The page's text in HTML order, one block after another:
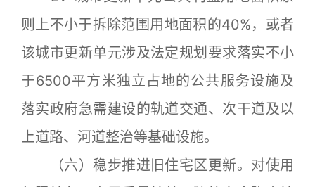
则上不小于拆除范围用地面积的40%，或者
该城市更新单元涉及法定规划要求落实不小
于6500平方米独立占地的公共服务设施及
落实政府急需建设的轨道交通、次干道及以
上道路、河道整治等基础设施。
（六）稳步推进旧住宅区更新。对使用